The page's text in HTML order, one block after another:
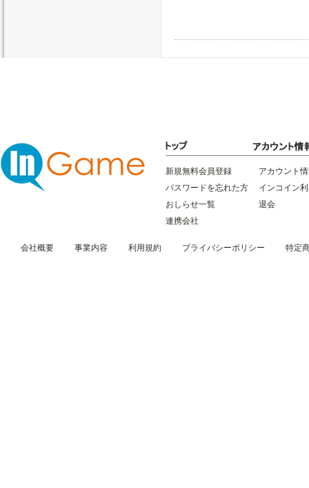
新規無料会員登録
パスワードを忘れた方
おしらせ一覧
連携会社
アカウント
インコイン
退会
会社概要 事業内容 利用規約 プライバシーポリシー 特定